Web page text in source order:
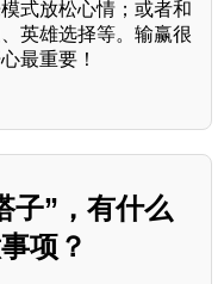
式放松心情；或者和
英雄选择等。输赢很
最重要！
子”，有什么
项？